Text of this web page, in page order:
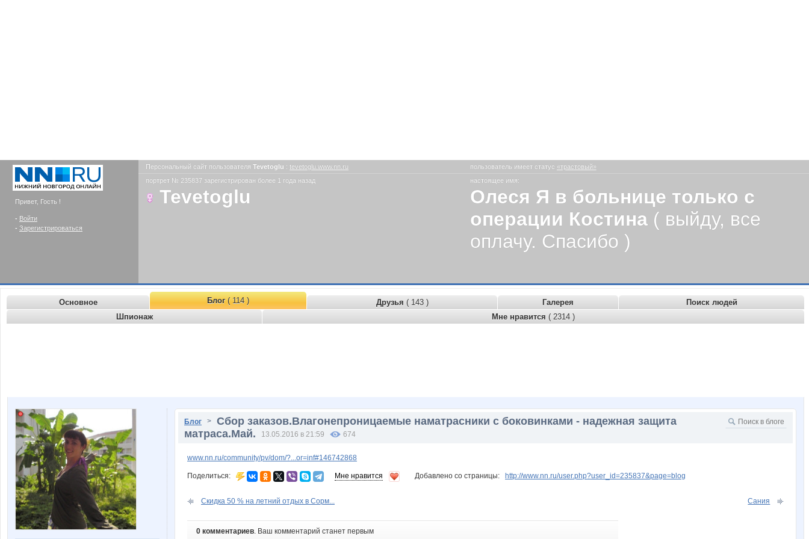
Привет, Гость !
- Войти
- Зарегистрироваться
Персональный сайт пользователя Tevetoglu : tevetoglu.www.nn.ru пользователь имеет статус «трастовый»
портрет № 235837 зарегистрирован более 1 года назад
Tevetoglu
настоящее имя:
Олеся Я в больнице только с
операции Костина ( выйду, все
оплачу. Спасибо )
Основное Блог( 114 ) Друзья ( 143 ) Галерея
Поиск людей
Шпионаж
Мне нравится ( 2314 )
Блог > Сбор заказов.Влагонепроницаемые наматрасники с боковинками - надежная защита
матраса.Май.
13.05.2016 в 21:59 674
www.nn.ru/community/pv/dom/?...or=inf#146742868
Поделиться: Мне нравится Добавлено со страницы: http://www.nn.ru/user.php?user_id=235837&page=blog
Скидка 50 % на летний отдых в Сорм... Сания
0 комментариев. Ваш комментарий станет первым